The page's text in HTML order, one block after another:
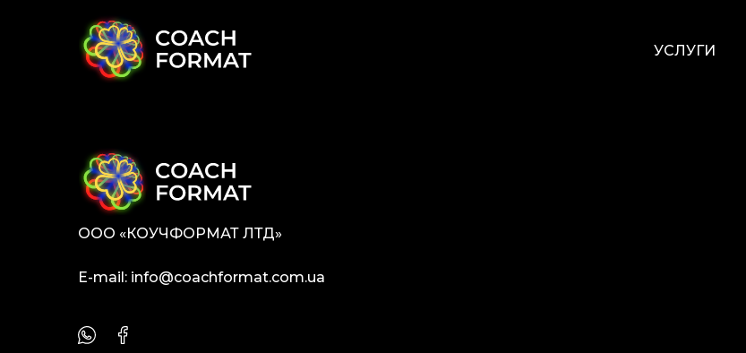
УСЛУГИ
ОOO «КОУЧФОРМАТ ЛТД»
E-mail: info@coachformat.com.ua